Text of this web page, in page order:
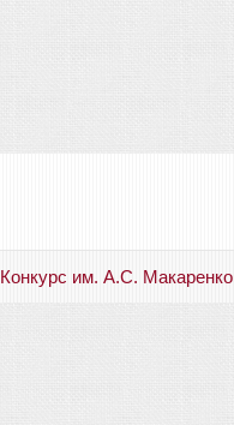
Конкурс им. А.С. Макаренко